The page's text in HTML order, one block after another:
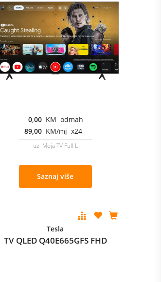
0,00 KM odmah
89,00 KM/mj x24
uz Moja TV Full L
Saznaj više
Tesla
TV QLED Q40E665GFS FHD